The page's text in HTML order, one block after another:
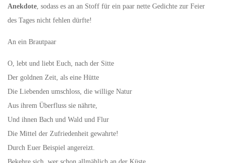
Anekdote, sodass es an an Stoff für ein paar nette Gedichte zur Feier
des Tages nicht fehlen dürfte!
An ein Brautpaar
O, lebt und liebt Euch, nach der Sitte
Der goldnen Zeit, als eine Hütte
Die Liebenden umschloss, die willige Natur
Aus ihrem Überfluss sie nährte,
Und ihnen Bach und Wald und Flur
Die Mittel der Zufriedenheit gewahrte!
Durch Euer Beispiel angereizt.